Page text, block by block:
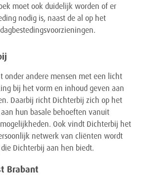
moet ook duidelijk worden of er
nodig is, naast de al op het
onder andere mensen met een licht
bij het vorm en inhoud geven aan
Daarbij richt Dichterbij zich op het
hun basale behoeften vanuit
Ook vindt Dichterbij het
netwerk van cliënten wordt
Dichterbij aan hen biedt.
Brabant